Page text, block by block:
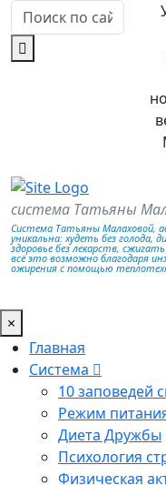
система Татьяны
Система Татьяны Малаховой,
уникальна: худеть без голода,
здоровье без лекарств,
всё это возможно благодаря
ожирения с помощью
×
Главная
Система
10 заповедей
Режим
Диета Дружбы
Психология
Физическая